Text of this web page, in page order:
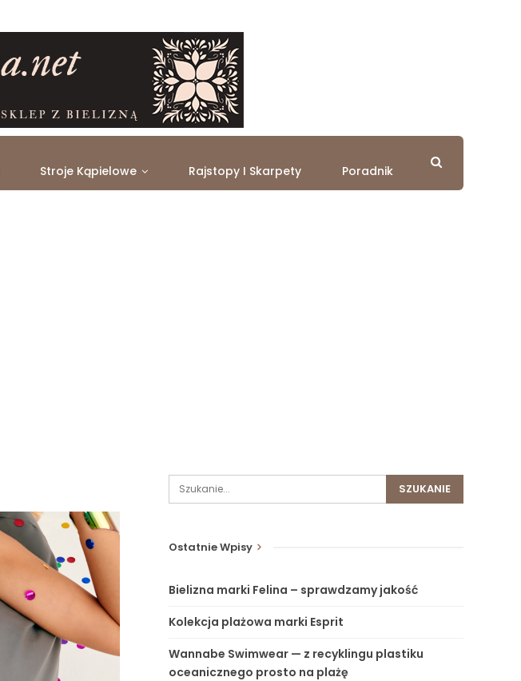
Stroje Kąpielowe Rajstopy I Skarpety Poradnik
Ostatnie Wpisy
Bielizna marki Felina – sprawdzamy jakość
Kolekcja plażowa marki Esprit
Wannabe Swimwear — z recyklingu plastiku
oceanicznego prosto na plażę